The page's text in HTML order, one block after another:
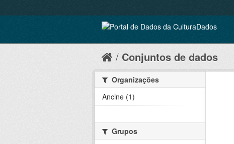
Conjuntos de dados
Organizações
Ancine (1)
Grupos